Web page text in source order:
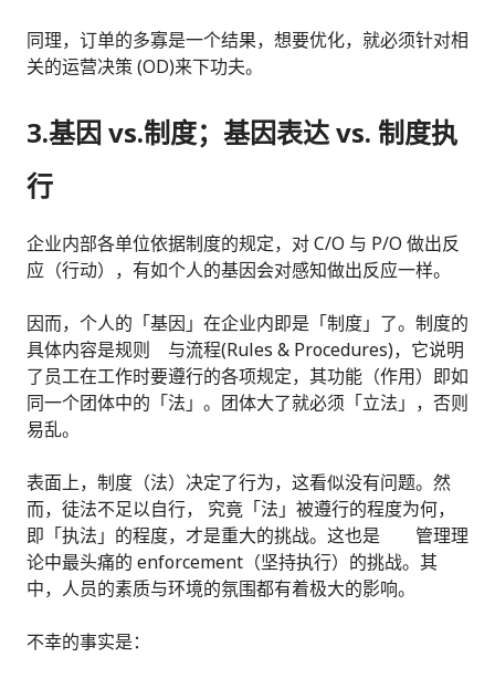
同理，订单的多寡是一个结果，想要优化，就必须针对相
关的运营决策 (OD)来下功夫。
3.基因 vs.制度；基因表达 vs. 制度执
行
企业内部各单位依据制度的规定，对 C/O 与 P/O 做出反
应（行动），有如个人的基因会对感知做出反应一样。
因而，个人的「基因」在企业内即是「制度」了。制度的
具体内容是规则 与流程(Rules & Procedures)，它说明
了员工在工作时要遵行的各项规定，其功能（作用）即如
同一个团体中的「法」。团体大了就必须「立法」，否则
易乱。
表面上，制度（法）决定了行为，这看似没有问题。然
而，徒法不足以自行， 究竟「法」被遵行的程度为何，
即「执法」的程度，才是重大的挑战。这也是 管理理
论中最头痛的 enforcement（坚持执行）的挑战。其
中，人员的素质与环境的氛围都有着极大的影响。
不幸的事实是：